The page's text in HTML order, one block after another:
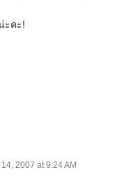
ะคะ!
14, 2007 at 9:24 AM